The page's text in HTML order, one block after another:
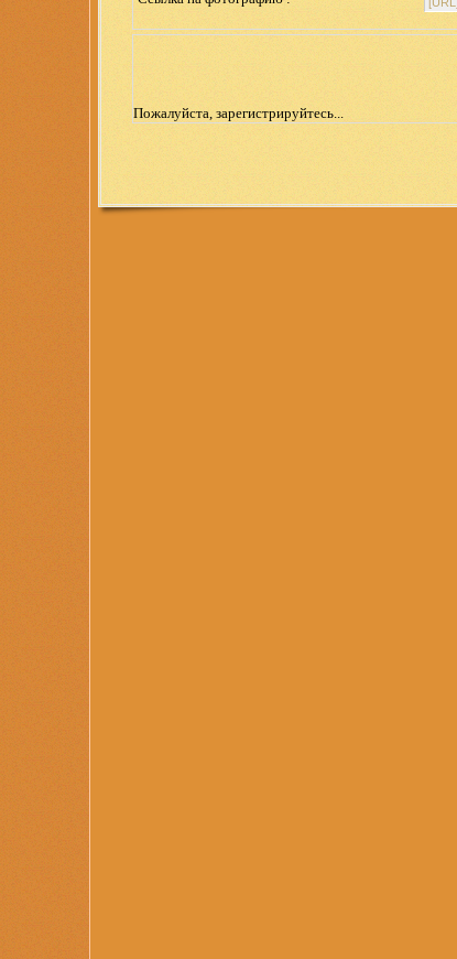
Пожалуйста, зарегистрируйтесь...